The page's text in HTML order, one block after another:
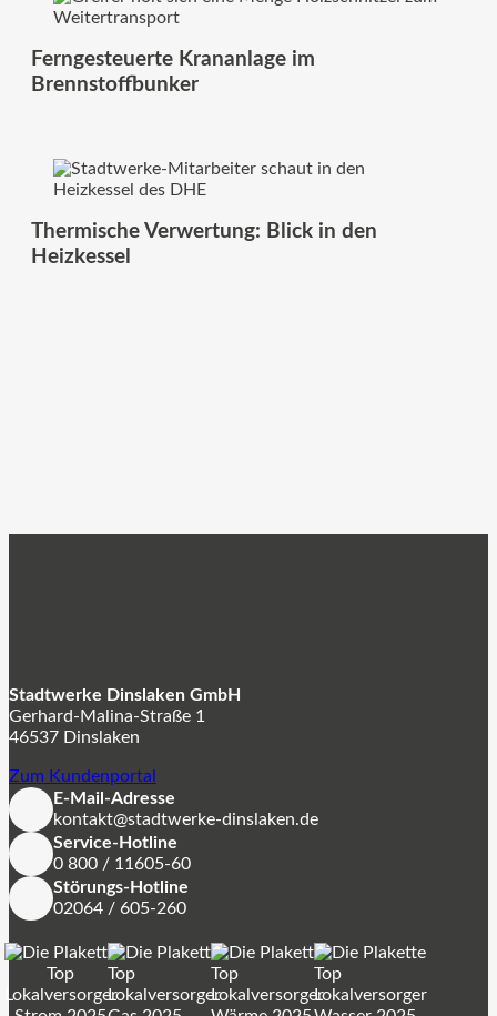
Ferngesteuerte Krananlage im
Brennstoffbunker
Thermische Verwertung: Blick in den
Heizkessel
Stadtwerke Dinslaken GmbH
Gerhard-Malina-Straße 1
46537 Dinslaken
Zum Kundenportal
E-Mail-Adresse
kontakt@stadtwerke-dinslaken.de
Service-Hotline
0 800 / 11605-60
Störungs-Hotline
02064 / 605-260